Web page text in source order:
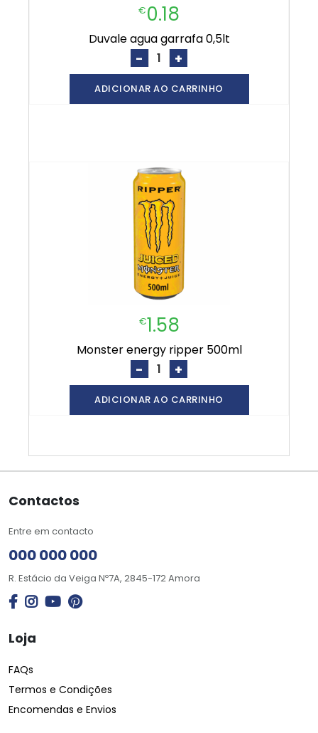
€0.18
duvale agua garrafa 0,5lt
- +
ADICIONAR AO CARRINHO
€1.58
monster energy ripper 500ml
- +
ADICIONAR AO CARRINHO
Contactos
Entre em contacto
000 000 000
R. Estácio da Veiga Nº7A, 2845-172 Amora
Loja
FAQs
Termos e Condições
Encomendas e Envios